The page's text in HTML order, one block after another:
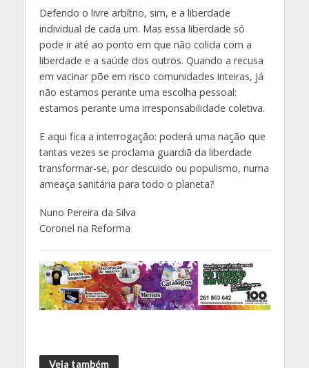
Defendo o livre arbítrio, sim, e a liberdade
individual de cada um. Mas essa liberdade só
pode ir até ao ponto em que não colida com a
liberdade e a saúde dos outros. Quando a recusa
em vacinar põe em risco comunidades inteiras, já
não estamos perante uma escolha pessoal:
estamos perante uma irresponsabilidade coletiva.
E aqui fica a interrogação: poderá uma nação que
tantas vezes se proclama guardiã da liberdade
transformar-se, por descuido ou populismo, numa
ameaça sanitária para todo o planeta?
Nuno Pereira da Silva
Coronel na Reforma
Veja também